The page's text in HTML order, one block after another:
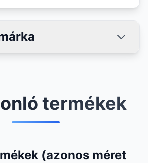
termékek
(azonos méret